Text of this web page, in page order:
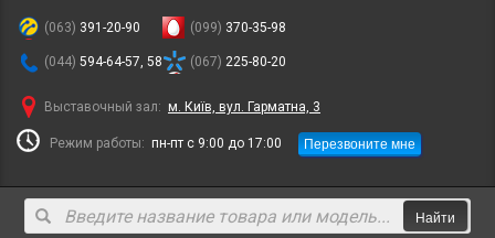
(063) 391-20-90
(044) 594-64-57, 58
(099) 370-35-98
(067) 225-80-20
Выставочный зал: м. Київ, вул. Гарматна, 3
Режим работы: пн-пт с 9:00 до 17:00 Перезвоните мне
Найти